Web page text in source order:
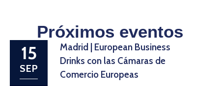
Próximos eventos
15
SEP
Madrid | European Business
Drinks con las Cámaras de
Comercio Europeas